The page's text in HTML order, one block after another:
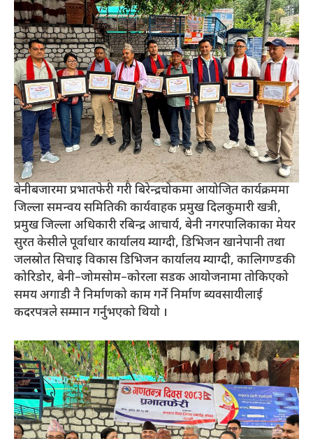
बेनीबजारमा प्रभातफेरी गरी बिरेन्द्रचोकमा आयोजित कार्यक्रममा
जिल्ला समन्वय समितिकी कार्यवाहक प्रमुख दिलकुमारी खत्री,
प्रमुख जिल्ला अधिकारी रबिन्द्र आचार्य, बेनी नगरपालिकाका मेयर
सुरत केसीले पूर्वाधार कार्यालय म्याग्दी, डिभिजन खानेपानी तथा
जलस्रोत सिचाइ विकास डिभिजन कार्यालय म्याग्दी, कालिगण्डकी
कोरिडोर, बेनी–जोमसोम–कोरला सडक आयोजनामा तोकिएको
समय अगाडी नै निर्माणको काम गर्ने निर्माण ब्यवसायीलाई
कदरपत्रले सम्मान गर्नुभएको थियो ।